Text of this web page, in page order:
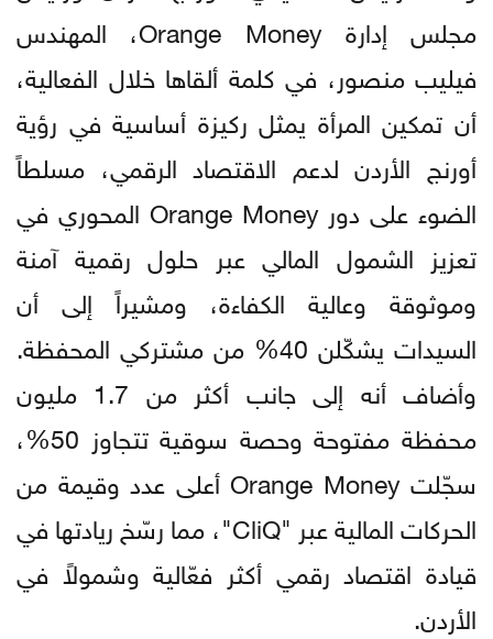
مجلس إدارة Orange Money، المهندس
فيليب منصور، في كلمة ألقاها خلال الفعالية،
أن تمكين المرأة يمثل ركيزة أساسية في رؤية
أورنج الأردن لدعم الاقتصاد الرقمي، مسلطاً
الضوء على دور Orange Money المحوري في
تعزيز الشمول المالي عبر حلول رقمية آمنة
وموثوقة وعالية الكفاءة، ومشيراً إلى أن
السيدات يشكّلن 40% من مشتركي المحفظة.
وأضاف أنه إلى جانب أكثر من 1.7 مليون
محفظة مفتوحة وحصة سوقية تتجاوز 50%،
سجّلت Orange Money أعلى عدد وقيمة من
الحركات المالية عبر "CliQ"، مما رسّخ ريادتها في
قيادة اقتصاد رقمي أكثر فعّالية وشمولاً في
الأردن.